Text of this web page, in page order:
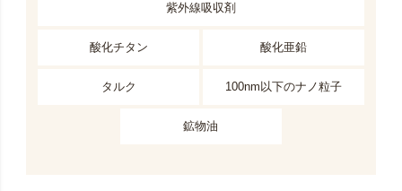
紫外線吸収剤
酸化チタン 酸化亜鉛
タルク 100nm以下のナノ粒子
鉱物油